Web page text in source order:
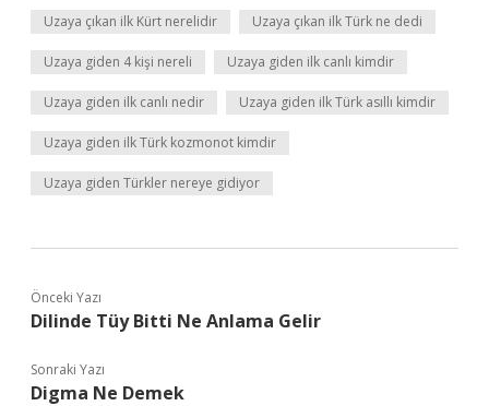
Uzaya çıkan ilk Kürt nerelidir Uzaya çıkan ilk Türk ne dedi
Uzaya giden 4 kişi nereli Uzaya giden ilk canlı kimdir
Uzaya giden ilk canlı nedir Uzaya giden ilk Türk asıllı kimdir
Uzaya giden ilk Türk kozmonot kimdir
Uzaya giden Türkler nereye gidiyor
Önceki Yazı
Dilinde Tüy Bitti Ne Anlama Gelir
Sonraki Yazı
Digma Ne Demek